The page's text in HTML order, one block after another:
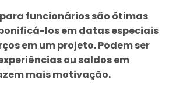
para funcionários são ótimas
los em datas especiais
em um projeto. Podem ser
ou saldos em
mais motivação.